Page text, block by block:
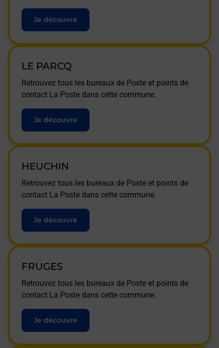
Je découvre
LE PARCQ
Retrouvez tous les bureaux de Poste et points de
contact La Poste dans cette commune.
Je découvre
HEUCHIN
Retrouvez tous les bureaux de Poste et points de
contact La Poste dans cette commune.
Je découvre
FRUGES
Retrouvez tous les bureaux de Poste et points de
contact La Poste dans cette commune.
Je découvre